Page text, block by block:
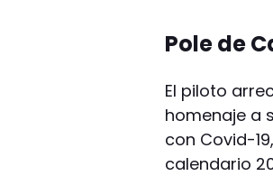
Pole de
El piloto
homenaje a
con Covid-
calendario